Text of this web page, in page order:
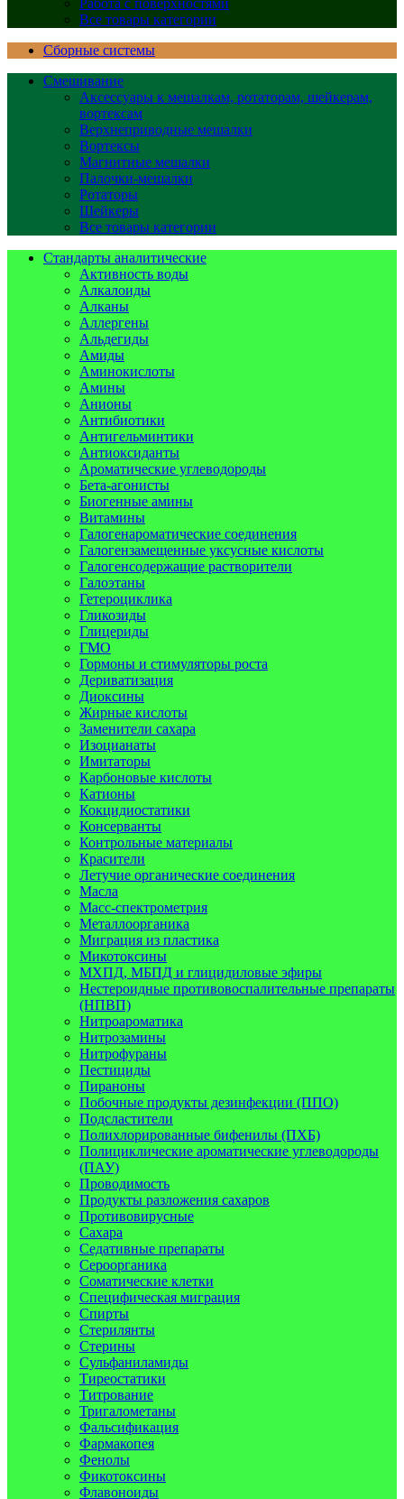
Работа с поверхностями
Все товары категории
Сборные системы
Смешивание
Аксессуары к мешалкам, ротаторам, шейкерам,
вортексам
Верхнеприводные мешалки
Вортексы
Магнитные мешалки
Палочки-мешалки
Ротаторы
Шейкеры
Все товары категории
Стандарты аналитические
Активность воды
Алкалоиды
Алканы
Аллергены
Альдегиды
Амиды
Аминокислоты
Амины
Анионы
Антибиотики
Антигельминтики
Антиоксиданты
Ароматические углеводороды
Бета-агонисты
Биогенные амины
Витамины
Галогенароматические соединения
Галогензамещенные уксусные кислоты
Галогенсодержащие растворители
Галоэтаны
Гетероциклика
Гликозиды
Глицериды
ГМО
Гормоны и стимуляторы роста
Дериватизация
Диоксины
Жирные кислоты
Заменители сахара
Изоцианаты
Имитаторы
Карбоновые кислоты
Катионы
Кокцидиостатики
Консерванты
Контрольные материалы
Красители
Летучие органические соединения
Масла
Масс-спектрометрия
Металлоорганика
Миграция из пластика
Микотоксины
МХПД, МБПД и глицидиловые эфиры
Нестероидные противовоспалительные препараты
(НПВП)
Нитроароматика
Нитрозамины
Нитрофураны
Пестициды
Пираноны
Побочные продукты дезинфекции (ППО)
Подсластители
Полихлорированные бифенилы (ПХБ)
Полициклические ароматические углеводороды
(ПАУ)
Проводимость
Продукты разложения сахаров
Противовирусные
Сахара
Седативные препараты
Сероорганика
Соматические клетки
Специфическая миграция
Спирты
Стерилянты
Стерины
Сульфаниламиды
Тиреостатики
Титрование
Тригалометаны
Фальсификация
Фармакопея
Фенолы
Фикотоксины
Флавоноиды